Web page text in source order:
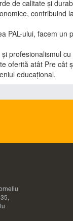
de calitate și
contribuind
PAL-ului, facem un
profesionalismul
oferită atât Pre cât
educațional.